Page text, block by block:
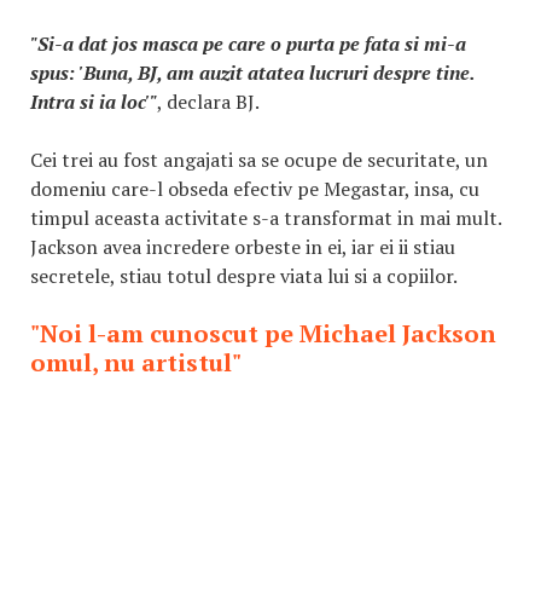
"Si-a dat jos masca pe care o purta pe fata si mi-a
spus: 'Buna, BJ, am auzit atatea lucruri despre tine.
Intra si ia loc'", declara BJ.
Cei trei au fost angajati sa se ocupe de securitate, un
domeniu care-l obseda efectiv pe Megastar, insa, cu
timpul aceasta activitate s-a transformat in mai mult.
Jackson avea incredere orbeste in ei, iar ei ii stiau
secretele, stiau totul despre viata lui si a copiilor.
"Noi l-am cunoscut pe Michael Jackson
omul, nu artistul"